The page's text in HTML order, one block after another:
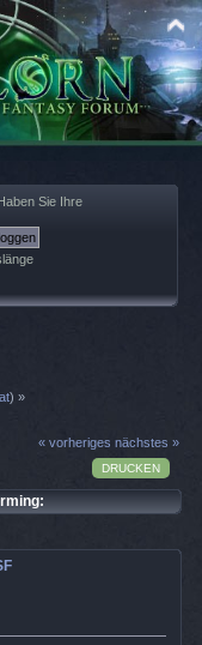
Haben Sie Ihre
) »
« vorheriges nächstes »
DRUCKEN